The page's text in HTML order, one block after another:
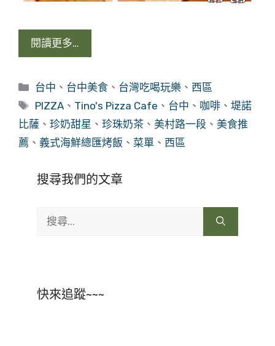
閱讀更多…
分
類
台中 、 台中美食 、 台灣吃喝玩樂 、 西區
標
籤
PIZZA 、 Tino's Pizza Cafe 、 台中 、 咖啡 、堤諾
比薩 、 珍奶甜星 、 珍珠奶茶 、 美村路一段 、 美食推
薦 、 義式海鮮總匯烤飯 、 菜單 、 西區
搜尋我們的文章
尋:
快來追蹤~~~